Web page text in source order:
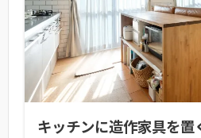
キッチンに造作家具を置